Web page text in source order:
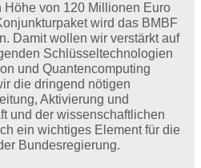
Höhe von 120 Millionen Euro
wird das BMBF
Damit wollen wir verstärkt auf
Schlüsseltechnologien
und Quantencomputing
die dringend nötigen
Aktivierung und
und der wissenschaftlichen
ein wichtiges Element für die
Bundesregierung.